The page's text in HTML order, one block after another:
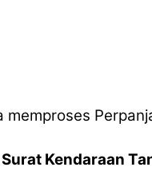
Kendaraan